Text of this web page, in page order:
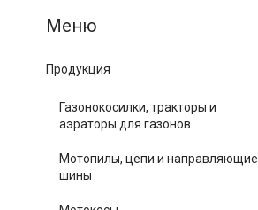
Продукция
Газонокосилки, тракторы и
аэраторы для газонов
Мотопилы, цепи и направляющие
шины